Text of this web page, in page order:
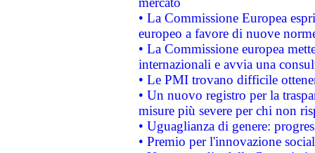
• La Commissione Europea
europeo a favore di nuove
• La Commissione europea
internazionali e avvia una
• Le PMI trovano difficile
• Un nuovo registro per la
misure più severe per chi non
• Uguaglianza di genere:
• Premio per l'innovazione